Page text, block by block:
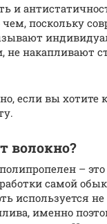
и
чем, поскольку
не накапливают
если вы хотите
волокно?
– это
самой
используется
именно